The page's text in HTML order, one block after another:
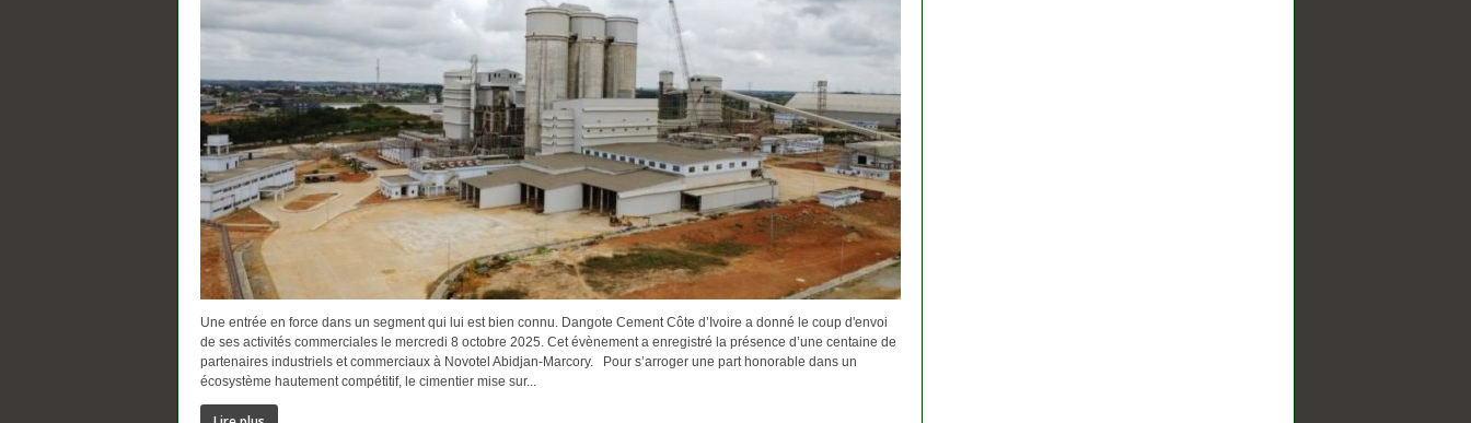
Une entrée en force dans un segment qui lui est bien connu. Dangote Cement Côte d’Ivoire a donné le coup d'envoi
de ses activités commerciales le mercredi 8 octobre 2025. Cet évènement a enregistré la présence d’une centaine de
partenaires industriels et commerciaux à Novotel Abidjan-Marcory. Pour s’arroger une part honorable dans un
écosystème hautement compétitif, le cimentier mise sur...